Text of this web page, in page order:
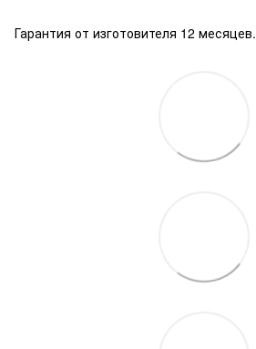
Гарантия от изготовителя 12 месяцев.